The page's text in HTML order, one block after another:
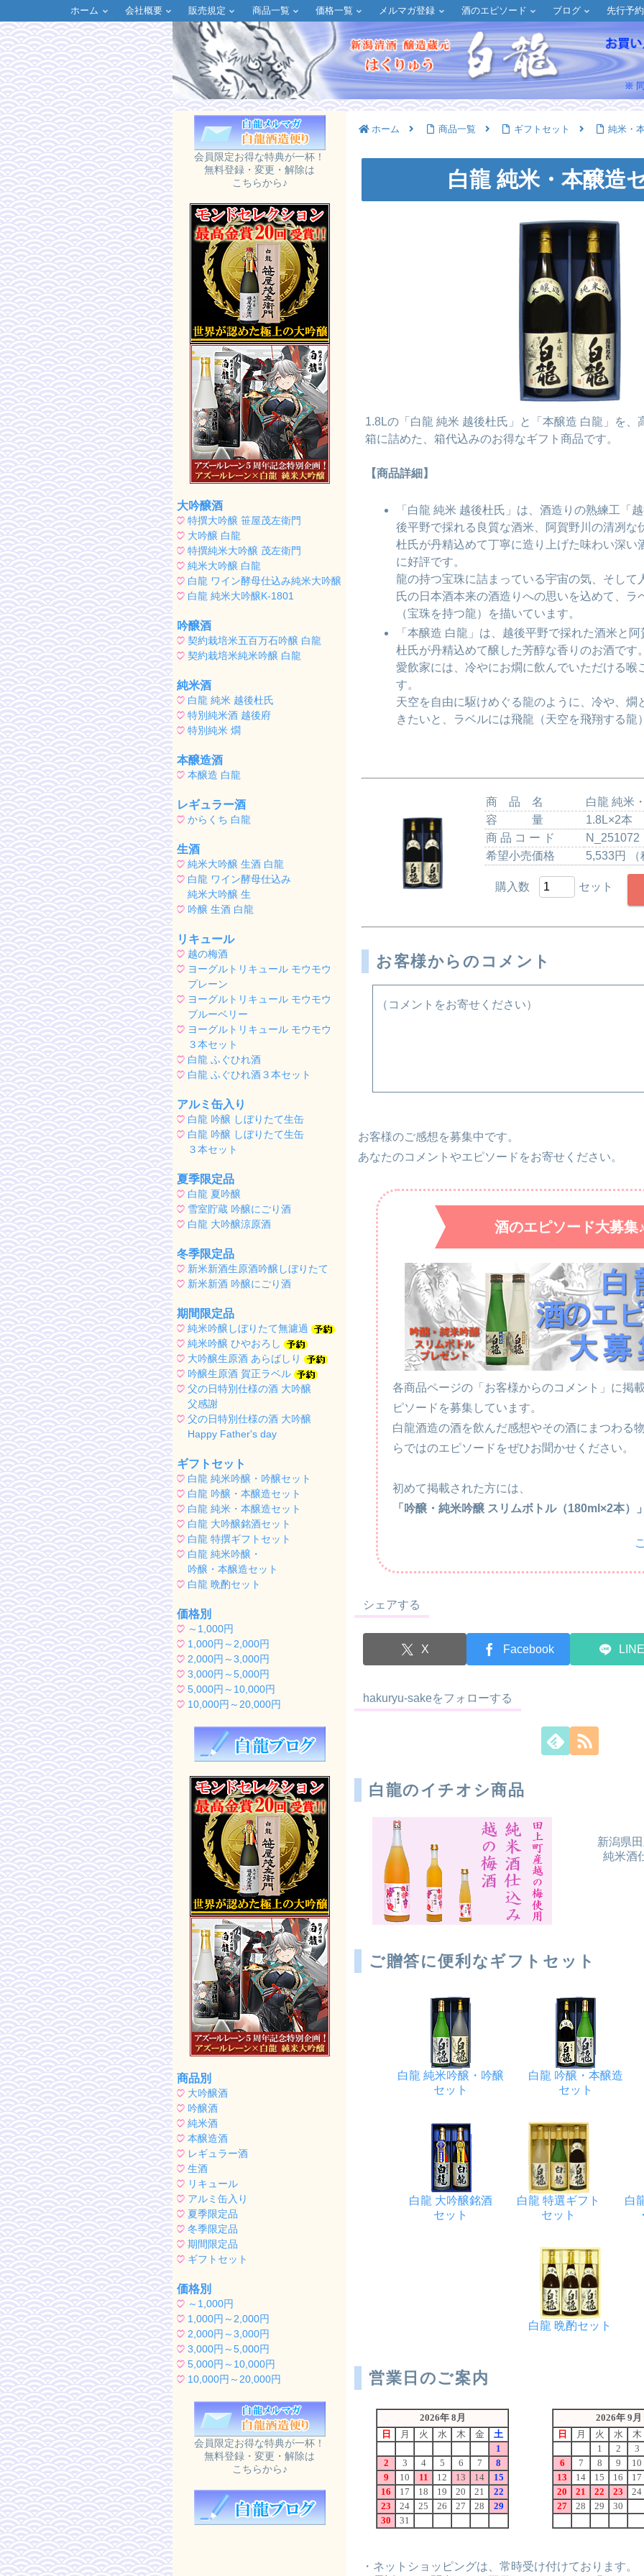
ホーム 会社概要 販売規定 商品一覧 価格一覧 メルマガ登録 酒のエピソード ブログ 先行予約
ホーム 商品一覧 ギフトセット 純米・
白龍 純米・本醸造
1.8Lの「白龍 純米 越後杜氏」と「本醸造 白龍」を、
箱に詰めた、箱代込みのお得なギフト商品です。
【商品詳細】
「白龍 純米 越後杜氏」は、酒造りの熟練工「
後平野で採れる良質な酒米、阿賀野川の清冽な
杜氏が丹精込めて丁寧に造り上げた味わい深い
に好評です。
龍の持つ宝珠に詰まっている宇宙の気、そして
氏の日本酒本来の酒造りへの思いを込めて、ラ
（宝珠を持つ龍）を描いています。
「本醸造 白龍」は、越後平野で採れた酒米と
杜氏が丹精込めて醸した芳醇な香りのお酒です
愛飲家には、冷やにお燗に飲んでいただける喉
す。
天空を自由に駆けめぐる龍のように、冷や、燗
きたいと、ラベルには飛龍（天空を飛翔する龍
商 品 名
白龍 純米
容 量
1.8L×2本
商 品 コ ー ド
N_251072
希望小売価格
5,533円 （
購入数 セット
お客様からのコメント
（コメントをお寄せください）
お客様のご感想を募集中です。
あなたのコメントやエピソードをお寄せください。
酒のエピソード大募集
各商品ページの「お客様からのコメント」に掲
ピソードを募集しています。
白龍酒造の酒を飲んだ感想やその酒にまつわる
らではのエピソードをぜひお聞かせください。
初めて掲載された方には、
「吟醸・純米吟醸 スリムボトル（180ml×2本）
シェアする
X Facebook LINE
hakuryu-sakeをフォローする
白龍のイチオシ商品
新潟県
純米酒
ご贈答に便利なギフトセット
白龍 純米吟醸・吟醸
セット
白龍 吟醸・本醸造
セット
白龍 大吟醸銘酒
セット
白龍 特選ギフト
セット
白
白龍 晩酌セット
営業日のご案内
・ネットショッピングは、常時受け付けております。
会員限定お得な特典が一杯！
無料登録・変更・解除は
こちらから♪
大吟醸酒
特撰大吟醸 笹屋茂左衛門
大吟醸 白龍
特撰純米大吟醸 茂左衛門
純米大吟醸 白龍
白龍 ワイン酵母仕込み純米大吟醸
白龍 純米大吟醸K-1801
吟醸酒
契約栽培米五百万石吟醸 白龍
契約栽培米純米吟醸 白龍
純米酒
白龍 純米 越後杜氏
特別純米酒 越後府
特別純米 燗
本醸造酒
本醸造 白龍
レギュラー酒
からくち 白龍
生酒
純米大吟醸 生酒 白龍
白龍 ワイン酵母仕込み
純米大吟醸 生
吟醸 生酒 白龍
リキュール
越の梅酒
ヨーグルトリキュール モウモウ
プレーン
ヨーグルトリキュール モウモウ
ブルーベリー
ヨーグルトリキュール モウモウ
３本セット
白龍 ふぐひれ酒
白龍 ふぐひれ酒３本セット
アルミ缶入り
白龍 吟醸 しぼりたて生缶
白龍 吟醸 しぼりたて生缶
３本セット
夏季限定品
白龍 夏吟醸
雪室貯蔵 吟醸にごり酒
白龍 大吟醸涼原酒
冬季限定品
新米新酒生原酒吟醸しぼりたて
新米新酒 吟醸にごり酒
期間限定品
純米吟醸しぼりたて無濾過
純米吟醸 ひやおろし
大吟醸生原酒 あらばしり
吟醸生原酒 賀正ラベル
父の日特別仕様の酒 大吟醸
父感謝
父の日特別仕様の酒 大吟醸
Happy Father's day
ギフトセット
白龍 純米吟醸・吟醸セット
白龍 吟醸・本醸造セット
白龍 純米・本醸造セット
白龍 大吟醸銘酒セット
白龍 特撰ギフトセット
白龍 純米吟醸・
吟醸・本醸造セット
白龍 晩酌セット
価格別
～1,000円
1,000円～2,000円
2,000円～3,000円
3,000円～5,000円
5,000円～10,000円
10,000円～20,000円
商品別
大吟醸酒
吟醸酒
純米酒
本醸造酒
レギュラー酒
生酒
リキュール
アルミ缶入り
夏季限定品
冬季限定品
期間限定品
ギフトセット
価格別
～1,000円
1,000円～2,000円
2,000円～3,000円
3,000円～5,000円
5,000円～10,000円
10,000円～20,000円
会員限定お得な特典が一杯！
無料登録・変更・解除は
こちらから♪